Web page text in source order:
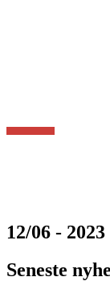
12/06 - 2023
Seneste